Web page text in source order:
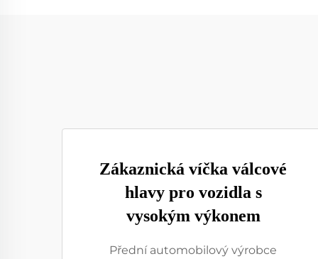
Zákaznická víčka válcové
hlavy pro vozidla s
vysokým výkonem
Přední automobilový výrobce